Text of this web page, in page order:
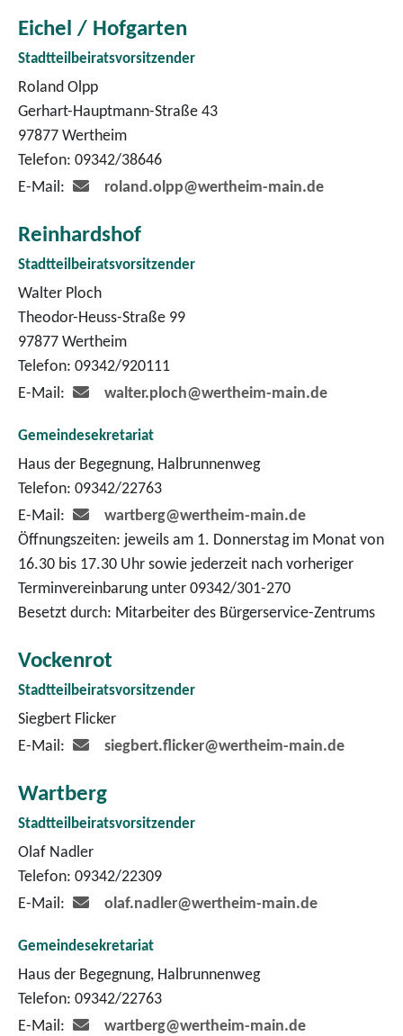
Eichel / Hofgarten
Stadtteilbeiratsvorsitzender
Roland Olpp
Gerhart-Hauptmann-Straße 43
97877 Wertheim
Telefon: 09342/38646
E-Mail:
roland.olpp@wertheim-main.de
Reinhardshof
Stadtteilbeiratsvorsitzender
Walter Ploch
Theodor-Heuss-Straße 99
97877 Wertheim
Telefon: 09342/920111
E-Mail:
walter.ploch@wertheim-main.de
Gemeindesekretariat
Haus der Begegnung, Halbrunnenweg
Telefon: 09342/22763
E-Mail:
wartberg@wertheim-main.de
Öffnungszeiten: jeweils am 1. Donnerstag im Monat von
16.30 bis 17.30 Uhr sowie jederzeit nach vorheriger
Terminvereinbarung unter 09342/301-270
Besetzt durch: Mitarbeiter des Bürgerservice-Zentrums
Vockenrot
Stadtteilbeiratsvorsitzender
Siegbert Flicker
E-Mail:
siegbert.flicker@wertheim-main.de
Wartberg
Stadtteilbeiratsvorsitzender
Olaf Nadler
Telefon: 09342/22309
E-Mail:
olaf.nadler@wertheim-main.de
Gemeindesekretariat
Haus der Begegnung, Halbrunnenweg
Telefon: 09342/22763
E-Mail:
wartberg@wertheim-main.de